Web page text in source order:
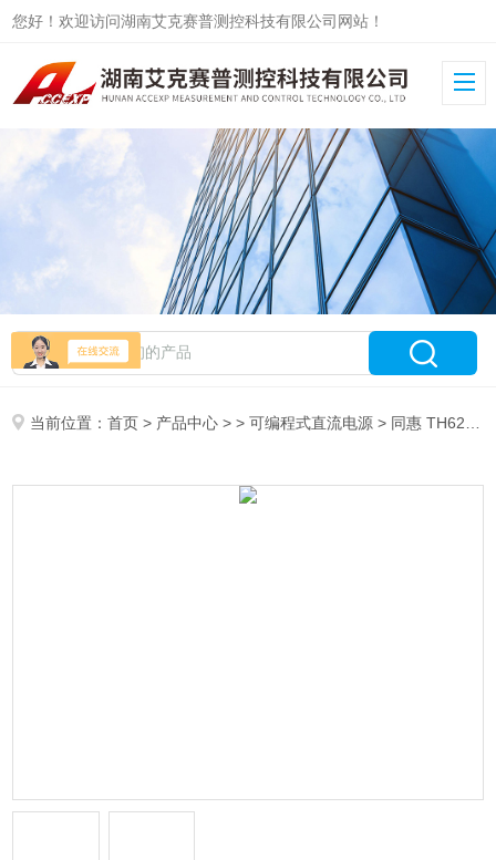
您好！欢迎访问湖南艾克赛普测控科技有限公司网站！
当前位置：首页 > 产品中心 > >可编程式直流电源 > 同惠 TH6213 双范围可编程线性直流电源